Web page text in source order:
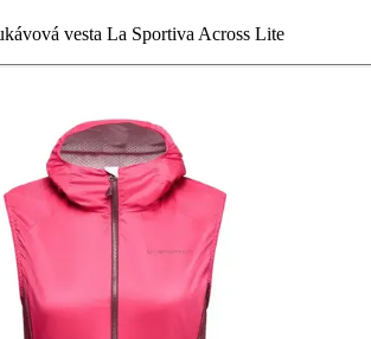
vesta La Sportiva Across Lite